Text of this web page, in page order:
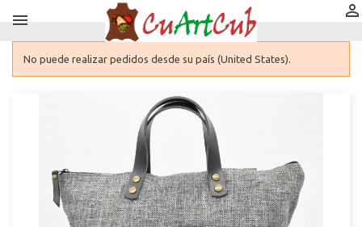
 
No puede realizar pedidos desde su país (United States).